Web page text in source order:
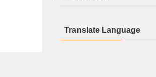
Translate Language